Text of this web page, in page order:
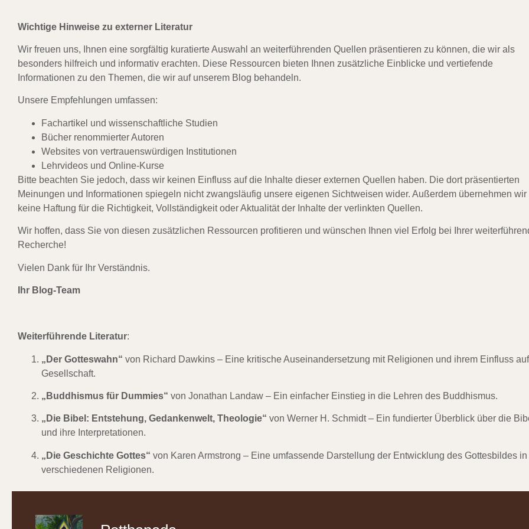
Wichtige Hinweise zu externer Literatur
Wir freuen uns, Ihnen eine sorgfältig kuratierte Auswahl an weiterführenden Quellen präsentieren zu können, die wir als
besonders hilfreich und informativ erachten. Diese Ressourcen bieten Ihnen zusätzliche Einblicke und vertiefende
Informationen zu den Themen, die wir auf unserem Blog behandeln.
Unsere Empfehlungen umfassen:
Fachartikel und wissenschaftliche Studien
Bücher renommierter Autoren
Websites von vertrauenswürdigen Institutionen
Lehrvideos und Online-Kurse
Bitte beachten Sie jedoch, dass wir keinen Einfluss auf die Inhalte dieser externen Quellen haben. Die dort präsentierten
Meinungen und Informationen spiegeln nicht zwangsläufig unsere eigenen Sichtweisen wider. Außerdem übernehmen wir
keine Haftung für die Richtigkeit, Vollständigkeit oder Aktualität der Inhalte der verlinkten Quellen.
Wir hoffen, dass Sie von diesen zusätzlichen Ressourcen profitieren und wünschen Ihnen viel Erfolg bei Ihrer
Recherche!
Vielen Dank für Ihr Verständnis.
Ihr Blog-Team
Weiterführende Literatur:
„Der Gotteswahn“ von Richard Dawkins – Eine kritische Auseinandersetzung mit Religionen und ihrem Einfluss
Gesellschaft.
„Buddhismus für Dummies“ von Jonathan Landaw – Ein einfacher Einstieg in die Lehren des Buddhismus.
„Die Bibel: Entstehung, Gedankenwelt, Theologie“ von Werner H. Schmidt – Ein fundierter Überblick über die
und ihre Interpretationen.
„Die Geschichte Gottes“ von Karen Armstrong – Eine umfassende Darstellung der Entwicklung des Gottesbildes in
verschiedenen Religionen.